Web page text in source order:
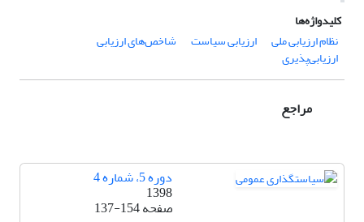
کلیدواژه‌ها
نظام ارزیابی ملی
ارزیابی سیاست شاخص‌های ارزیابی
ارزیابی‌پذیری
مراجع
دوره 5، شماره 4
1398
صفحه137-154